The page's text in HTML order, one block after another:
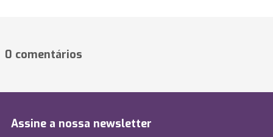
0 comentários
Assine a nossa newsletter